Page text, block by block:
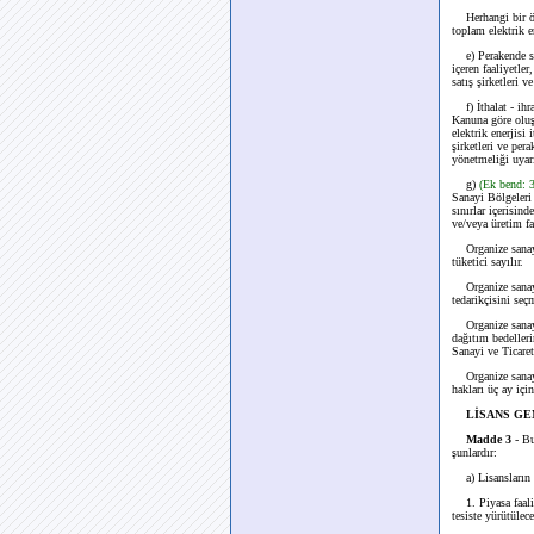
Herhangi bir
toplam elektrik
e) Perakende
içeren
satış şirketleri
f) İthalat -
Kanuna göre
elektrik enerjisi
şirketleri ve
yönetmeliği
g) (Ek bend:
Sanayi Bölgeleri
sınırlar
ve/veya üretim
Organize
tüketici sayılır.
Organize
tedarikçisini
Organize
dağıtım
Sanayi ve
Organize
hakları üç ay
LİSANS
Madde 3 -
şunlardır:
a) Lisansların
1. Piyasa
tesiste